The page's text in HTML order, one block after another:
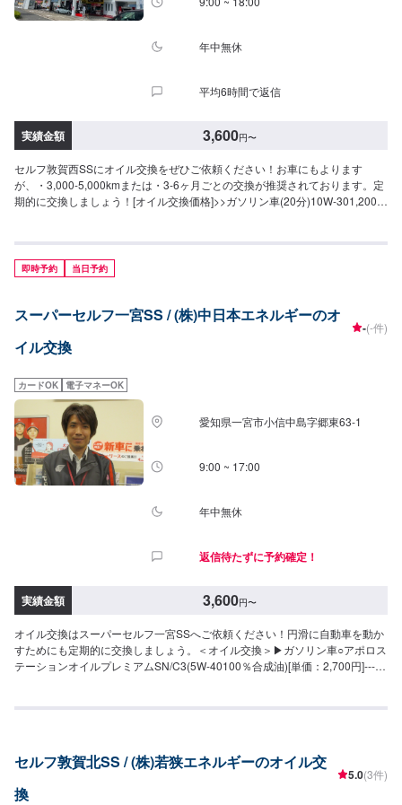
年中無休
平均6時間で返信
実績金額 3,600円〜
セルフ敦賀西SSにオイル交換をぜひご依頼ください！お車にもよります
が、・3,000-5,000kmまたは・3-6ヶ月ごとの交換が推奨されております。定
期的に交換しましょう！[オイル交換価格]>>ガソリン車(20分)10W-301,200
即時予約 当日予約
スーパーセルフ一宮SS / (株)中日本エネルギーのオ
イル交換
-(-件)
カードOK 電子マネーOK
愛知県一宮市小信中島字郷東63-1
9:00 ~ 17:00
年中無休
返信待たずに予約確定！
実績金額 3,600円〜
オイル交換はスーパーセルフ一宮SSへご依頼ください！円滑に自動車を動か
すためにも定期的に交換しましょう。＜オイル交換＞▶︎ガソリン車○アポロス
テーションオイルプレミアムSN/C3(5W-40100％合成油)[単価：2,700円]------
ルプレミアムSP/GF-6A(0W-20100％合成油)[単価：2,100円]----------参考価格-
6A(5W-30100％合成油)[単価：2,100円]----------参考価格----------6,300円(軽自
動車)7,350円(〜1,500cc)8,400円(〜2,000cc)9,450円(〜2,500cc)10,500円
(2500cc～)○アポロステーションオイルSP/GF-6A(5W-30部分合成油)[単価：
セルフ敦賀北SS / (株)若狭エネルギーのオイル交
換
5.0(3件)